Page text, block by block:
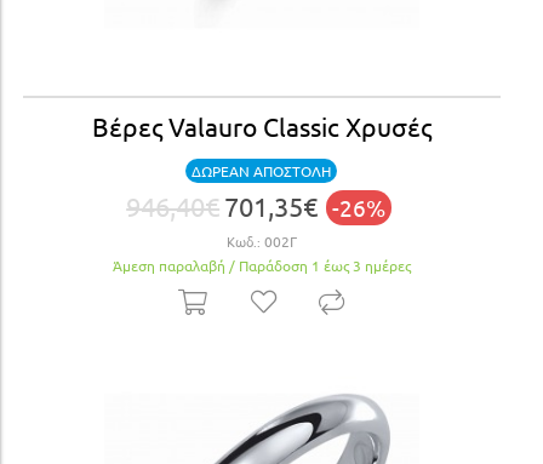
Βέρες Valauro Classic Χρυσές
ΔΩΡΕΑΝ ΑΠΟΣΤΟΛΗ
946,40€701,35€ -26%
Κωδ.: 002Γ
Άμεση παραλαβή / Παράδoση 1 έως 3 ημέρες